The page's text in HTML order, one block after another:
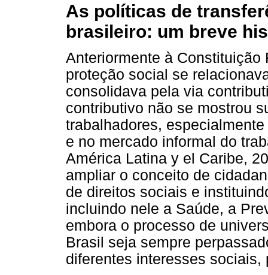
As políticas de
brasileiro: um breve
Anteriormente à Constituição
proteção social se
consolidava pela via
contributivo não se mostrou
trabalhadores,
e no mercado informal do
América Latina y el Caribe,
ampliar o conceito de
de direitos sociais e
incluindo nele a Saúde, a
embora o processo de
Brasil seja sempre
diferentes interesses